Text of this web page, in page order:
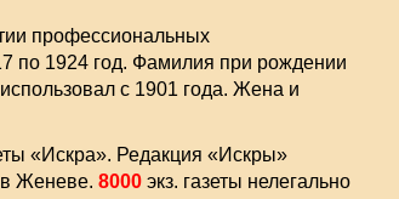
профессиональных
по 1924 год. Фамилия при рождении
с 1901 года. Жена и
«Искра». Редакция «Искры»
Женеве. 8000экз. газеты нелегально